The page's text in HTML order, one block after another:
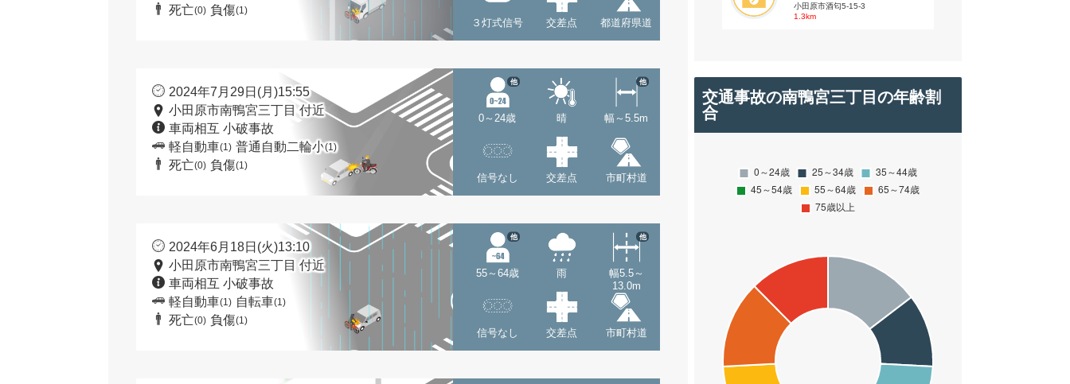
死亡(0) 負傷(1)
３灯式信号 交差点 都道府県道
2024年7月29日(月)15:55
小田原市南鴨宮三丁目 付近
車両相互 小破事故
軽自動車(1) 普通自動二輪小(1)
死亡(0) 負傷(1)
0～24歳
他
晴 幅～5.5m
他
信号なし 交差点 市町村道
2024年6月18日(火)13:10
小田原市南鴨宮三丁目 付近
車両相互 小破事故
軽自動車(1) 自転車(1)
死亡(0) 負傷(1)
55～64歳
他
雨
幅5.5～
13.0m
他
信号なし 交差点 市町村道
小田原市酒匂5-15-3
1.3km
交通事故の南鴨宮三丁目の年齢割
合